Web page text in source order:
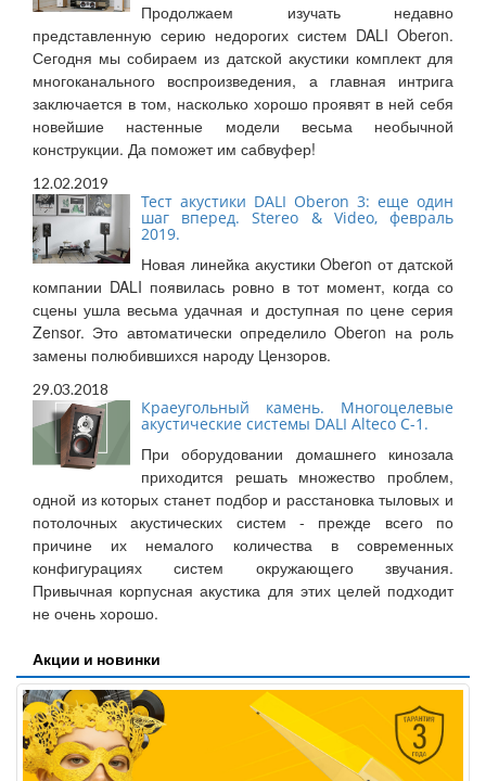
Продолжаем изучать недавно
представленную серию недорогих систем DALI Oberon.
Сегодня мы собираем из датской акустики комплект для
многоканального воспроизведения, а главная интрига
заключается в том, насколько хорошо проявят в ней себя
новейшие настенные модели весьма необычной
конструкции. Да поможет им сабвуфер!
12.02.2019
Тест акустики DALI Oberon 3: еще один
шаг вперед. Stereo & Video, февраль
2019.
Новая линейка акустики Oberon от датской
компании DALI появилась ровно в тот момент, когда со
сцены ушла весьма удачная и доступная по цене серия
Zensor. Это автоматически определило Oberon на роль
замены полюбившихся народу Цензоров.
29.03.2018
Краеугольный камень. Многоцелевые
акустические системы DALI Alteco C-1.
При оборудовании домашнего кинозала
приходится решать множество проблем,
одной из которых станет подбор и расстановка тыловых и
потолочных акустических систем - прежде всего по
причине их немалого количества в современных
конфигурациях систем окружающего звучания.
Привычная корпусная акустика для этих целей подходит
не очень хорошо.
Акции и новинки